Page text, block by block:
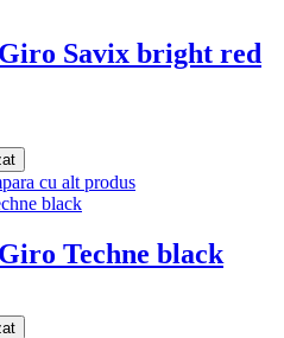
Savix bright red
cu alt produs
Techne black